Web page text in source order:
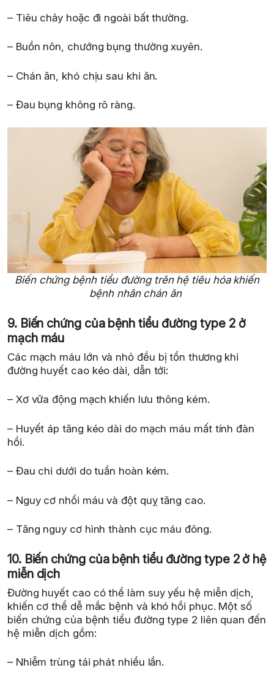
– Tiêu chảy hoặc đi ngoài bất thường.
– Buồn nôn, chướng bụng thường xuyên.
– Chán ăn, khó chịu sau khi ăn.
– Đau bụng không rõ ràng.
Biến chứng bệnh tiểu đường trên hệ tiêu hóa khiến
bệnh nhân chán ăn
9. Biến chứng của bệnh tiểu đường type 2 ở
mạch máu
Các mạch máu lớn và nhỏ đều bị tổn thương khi
đường huyết cao kéo dài, dẫn tới:
– Xơ vữa động mạch khiến lưu thông kém.
– Huyết áp tăng kéo dài do mạch máu mất tính đàn
hồi.
– Đau chi dưới do tuần hoàn kém.
– Nguy cơ nhồi máu và đột quỵ tăng cao.
– Tăng nguy cơ hình thành cục máu đông.
10. Biến chứng của bệnh tiểu đường type 2 ở hệ
miễn dịch
Đường huyết cao có thể làm suy yếu hệ miễn dịch,
khiến cơ thể dễ mắc bệnh và khó hồi phục. Một số
biến chứng của bệnh tiểu đường type 2 liên quan đến
hệ miễn dịch gồm:
– Nhiễm trùng tái phát nhiều lần.